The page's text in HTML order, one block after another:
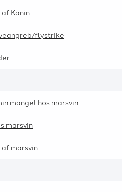
af Kanin
flystrike
mangel hos marsvin
marsvin
af marsvin